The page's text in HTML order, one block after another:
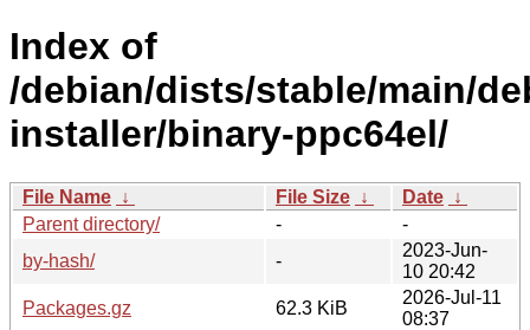
Index of
/debian/dists/stable/main/
installer/binary-ppc64el/
File Name ↓ File Size ↓ Date ↓
Parent directory/
-
-
by-hash/
-
2023-Jun-
10 20:42
Packages.gz
62.3 KiB
2026-Jul-11
08:37